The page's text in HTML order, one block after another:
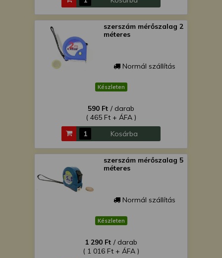
szerszám mérőszalag 2
méteres
Normál szállítás
Készleten
590 Ft / darab
( 465 Ft + ÁFA )
Kosárba
szerszám mérőszalag 5
méteres
Normál szállítás
Készleten
1 290 Ft / darab
( 1 016 Ft + ÁFA )